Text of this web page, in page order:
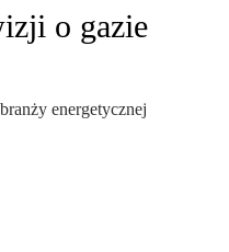
o gazie
energetycznej